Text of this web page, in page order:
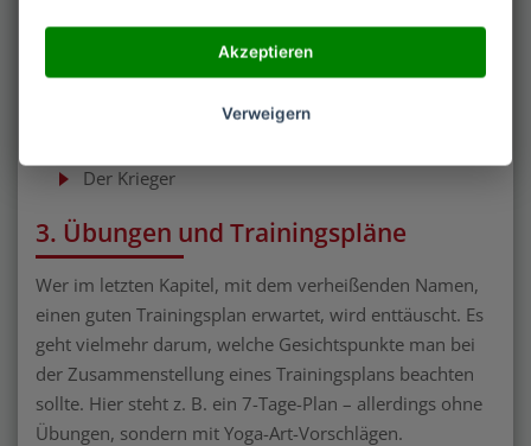
Die Sphinx
Der Krieger
3. Übungen und Trainingspläne
Wer im letzten Kapitel, mit dem verheißenden Namen,
einen guten Trainingsplan erwartet, wird enttäuscht. Es
geht vielmehr darum, welche Gesichtspunkte man bei
der Zusammenstellung eines Trainingsplans beachten
sollte. Hier steht z. B. ein 7-Tage-Plan – allerdings ohne
Übungen, sondern mit Yoga-Art-Vorschlägen.
Akzeptieren
Verweigern